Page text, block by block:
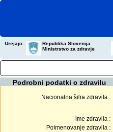
Urejajo:
Republika Slovenija
Ministrstvo za zdravje
Podrobni podatki o zdravilu
Nacionalna šifra zdravila :
Ime zdravila :
Poimenovanje zdravila :